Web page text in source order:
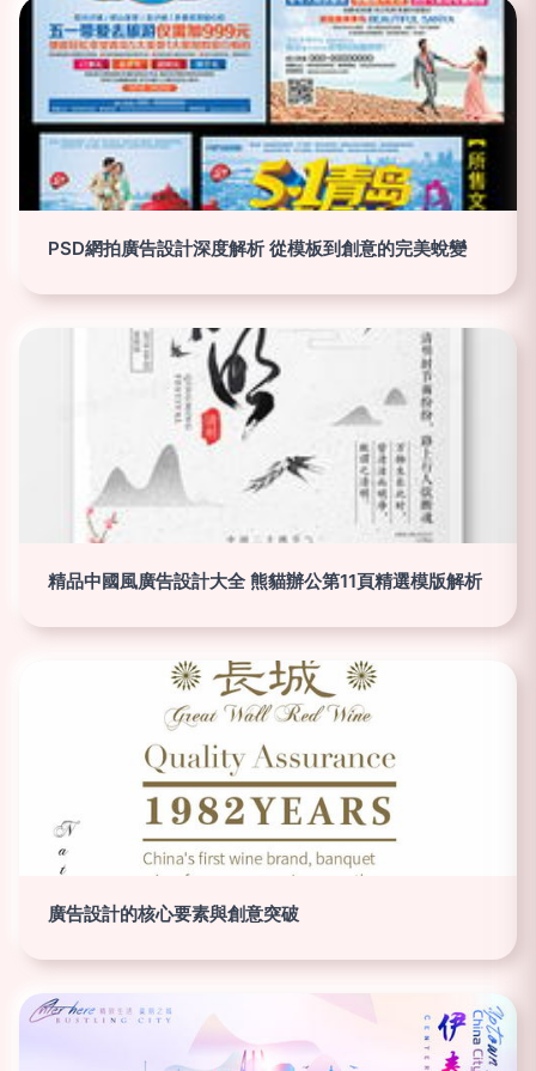
PSD網拍廣告設計深度解析 從模板到創意的完美蛻變
精品中國風廣告設計大全 熊貓辦公第11頁精選模版解析
廣告設計的核心要素與創意突破